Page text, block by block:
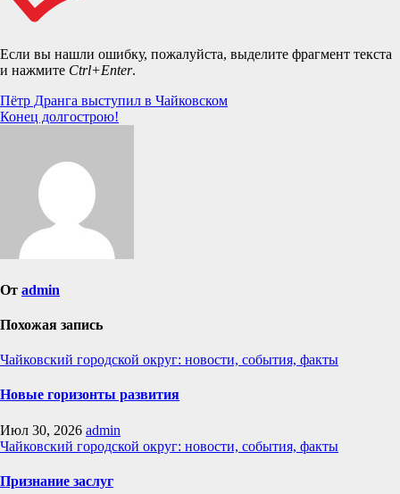
Если вы нашли ошибку, пожалуйста, выделите фрагмент текста
и нажмите Ctrl+Enter.
Навигация
по
Пётр Дранга выступил в Чайковском
Конец долгострою!
От admin
Похожая запись
Чайковский городской округ: новости, события, факты
Новые горизонты развития
Июл 30, 2026 admin
Чайковский городской округ: новости, события, факты
Признание заслуг